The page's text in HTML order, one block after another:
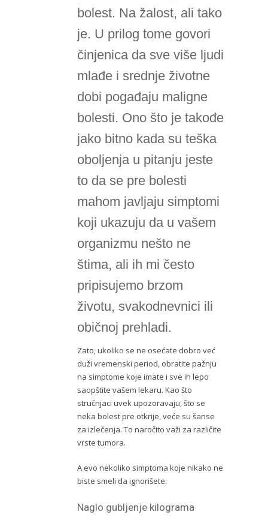
bolest. Na žalost, ali tako
je. U prilog tome govori
činjenica da sve više ljudi
mlađe i srednje životne
dobi pogađaju maligne
bolesti. Ono što je takođe
jako bitno kada su teška
oboljenja u pitanju jeste
to da se pre bolesti
mahom javljaju simptomi
koji ukazuju da u vašem
organizmu nešto ne
štima, ali ih mi često
pripisujemo brzom
životu, svakodnevnici ili
običnoj prehladi.
Zato, ukoliko se ne osećate dobro već
duži vremenski period, obratite pažnju
na simptome koje imate i sve ih lepo
saopštite vašem lekaru. Kao što
stručnjaci uvek upozoravaju, što se
neka bolest pre otkrije, veće su šanse
za izlečenja. To naročito važi za različite
vrste tumora.
A evo nekoliko simptoma koje nikako ne
biste smeli da ignorišete:
Naglo gubljenje kilograma